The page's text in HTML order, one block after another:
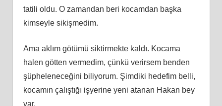
tatili oldu. O zamandan beri kocamdan başka
kimseyle sikişmedim.
Ama aklım götümü siktirmekte kaldı. Kocama
halen götten vermedim, çünkü verirsem benden
şüpheleneceğini biliyorum. Şimdiki hedefim belli,
kocamın çalıştığı işyerine yeni atanan Hakan bey
var.